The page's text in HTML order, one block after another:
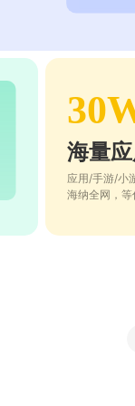
海量应
应用/手游/小
海纳全网，等